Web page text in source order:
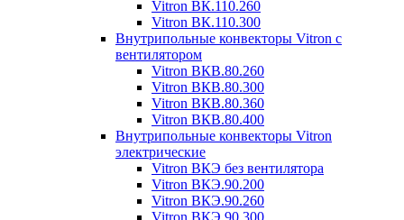
Vitron ВК.110.260
Vitron ВК.110.300
Внутрипольные конвекторы Vitron с
вентилятором
Vitron ВКВ.80.260
Vitron ВКВ.80.300
Vitron ВКВ.80.360
Vitron ВКВ.80.400
Внутрипольные конвекторы Vitron
электрические
Vitron ВКЭ без вентилятора
Vitron ВКЭ.90.200
Vitron ВКЭ.90.260
Vitron ВКЭ.90.300